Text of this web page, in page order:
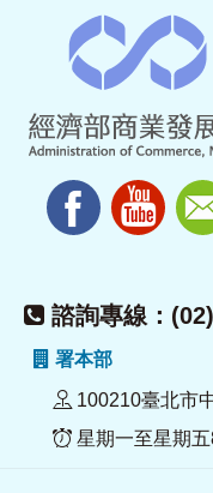
諮詢專線：
署本部
100210臺北市
星期一至星期